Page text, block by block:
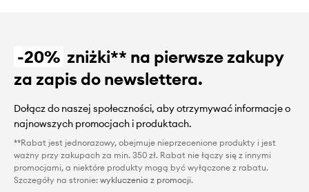
-20% zniżki** na pierwsze zakupy
za zapis do newslettera.
Dołącz do naszej społeczności, aby otrzymywać informacje o
najnowszych promocjach i produktach.
**Rabat jest jednorazowy, obejmuje nieprzecenione produkty i jest
ważny przy zakupach za min. 350 zł. Rabat nie łączy się z innymi
promocjami, a niektóre produkty mogą być wyłączone z rabatu.
Szczegóły na stronie: wykluczenia z promocji.